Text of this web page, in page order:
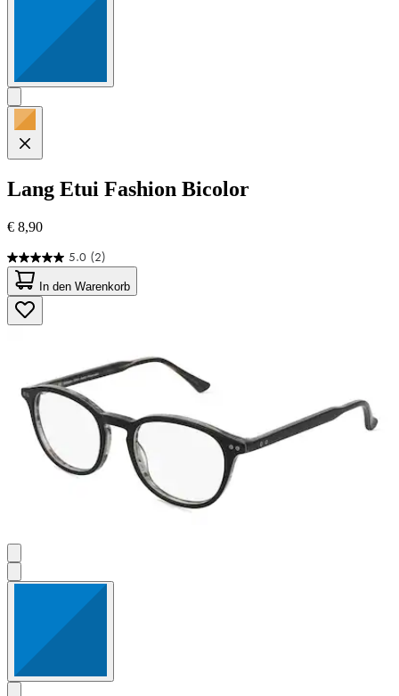
Lang Etui Fashion Bicolor
€ 8,90
5.0 (2)
5.0
von
5
Sternen.
2
In den Warenkorb